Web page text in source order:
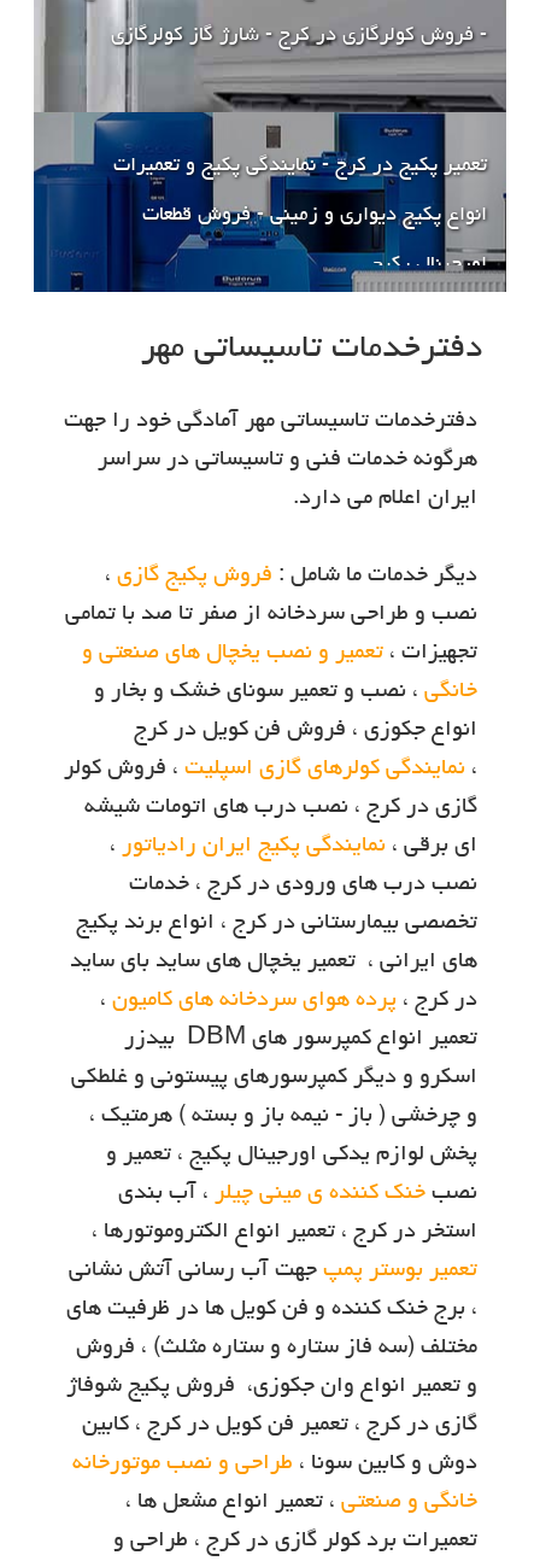
- فروش کولرگازی در کرج - شارژ گاز کولرگازی
تعمیر پکیج در کرج - نمایندگی پکیج و تعمیرات
انواع پکیج دیواری و زمینی - فروش قطعات
اورجینال پکیج
دفترخدمات تاسيساتي مهر
دفترخدمات تاسيساتي مهر آمادگي خود را جهت
هرگونه خدمات فني و تاسيساتي در سراسر
ایران اعلام مي دارد.
دیگر خدمات ما شامل : فروش پکیج گازی،
نصب و طراحی سردخانه از صفر تا صد با تمامی
تجهیزات ، تعمیر و نصب یخچال های صنعتی و
خانگی، نصب و تعمیر سونای خشک و بخار و
انواع جکوزی ، فروش فن کویل در کرج
، نمایندگی کولرهای گازی اسپلیت، فروش کولر
گازی در کرج ، نصب درب های اتومات شیشه
ای برقی ، نمایندگی پکیج ایران رادیاتور ،
نصب درب های ورودی در کرج ، خدمات
تخصصي بيمارستاني در کرج ، انواع برند پکيج
هاي ايراني ، تعمیر یخچال های ساید بای ساید
در کرج ، پرده هوای سردخانه های کامیون،
تعمیر انواع کمپرسور های DBM بیدزر
اسکرو و دیگر کمپرسورهای پیستونی و غلطکی
و چرخشی ( باز - نیمه باز و بسته ) هرمتیک ،
پخش لوازم یدکی اورجینال پکیج ، تعمیر و
نصب خنک کننده ی مینی چیلر ، آب بندی
استخر در کرج ، تعمیر انواع الکتروموتورها ،
تعمیر بوستر پمپجهت آب رسانی آتش نشانی
، برج خنک کننده و فن کویل ها در ظرفیت های
مختلف (سه فاز ستاره و ستاره مثلث) ، فروش
و تعمیر انواع وان جکوزی، فروش پکیج شوفاژ
گازی در کرج ، تعمیر فن کویل در کرج ، کابین
دوش و کابین سونا ، طراحی و نصب موتورخانه
خانگی و صنعتی، تعمیر انواع مشعل ها ،
تعميرات برد کولر گازي در کرج ، طراحی و